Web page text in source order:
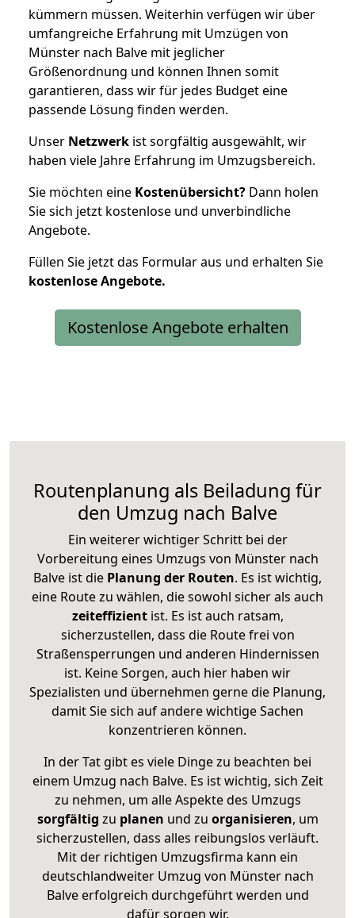
kümmern müssen. Weiterhin verfügen wir über
umfangreiche Erfahrung mit Umzügen von
Münster nach Balve mit jeglicher
Größenordnung und können Ihnen somit
garantieren, dass wir für jedes Budget eine
passende Lösung finden werden.
Unser Netzwerk ist sorgfältig ausgewählt, wir
haben viele Jahre Erfahrung im Umzugsbereich.
Sie möchten eine Kostenübersicht? Dann holen
Sie sich jetzt kostenlose und unverbindliche
Angebote.
Füllen Sie jetzt das Formular aus und erhalten Sie
kostenloseAngebote.
Kostenlose Angebote erhalten
Routenplanung als Beiladung für
den Umzug nach Balve
Ein weiterer wichtiger Schritt bei der
Vorbereitung eines Umzugs von Münster nach
Balve ist die Planung der Routen. Es ist wichtig,
eine Route zu wählen, die sowohl sicher als auch
zeiteffizientist. Es ist auch ratsam,
sicherzustellen, dass die Route frei von
Straßensperrungen und anderen Hindernissen
ist. Keine Sorgen, auch hier haben wir
Spezialisten und übernehmen gerne die Planung,
damit Sie sich auf andere wichtige Sachen
konzentrieren können.
In der Tat gibt es viele Dinge zu beachten bei
einem Umzug nach Balve. Es ist wichtig, sich Zeit
zu nehmen, um alle Aspekte des Umzugs
sorgfältig zu planen und zu organisieren, um
sicherzustellen, dass alles reibungslos verläuft.
Mit der richtigen Umzugsfirma kann ein
deutschlandweiter Umzug von Münster nach
Balve erfolgreich durchgeführt werden und
dafür sorgen wir.